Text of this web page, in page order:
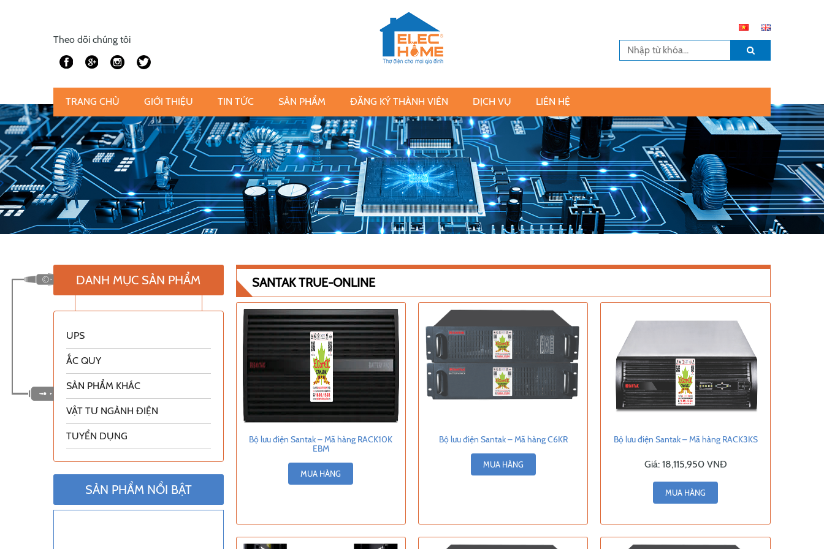
Theo dõi chúng tôi
TRANG CHỦ GIỚI THIỆU TIN TỨC SẢN PHẨM ĐĂNG KÝ THÀNH VIÊN DỊCH VỤ LIÊN HỆ
DANH MỤC SẢN PHẨM
UPS
ẮC QUY
SẢN PHẨM KHÁC
VẬT TƯ NGÀNH ĐIỆN
TUYỂN DỤNG
SẢN PHẨM NỔI BẬT
SANTAK TRUE-ONLINE
Bộ lưu điện Santak – Mã hàng RACK10K
EBM
MUA HÀNG
Bộ lưu điện Santak – Mã hàng C6KR
MUA HÀNG
Bộ lưu điện Santak – Mã hàng RACK3KS
Giá: 18,115,950 VNĐ
MUA HÀNG